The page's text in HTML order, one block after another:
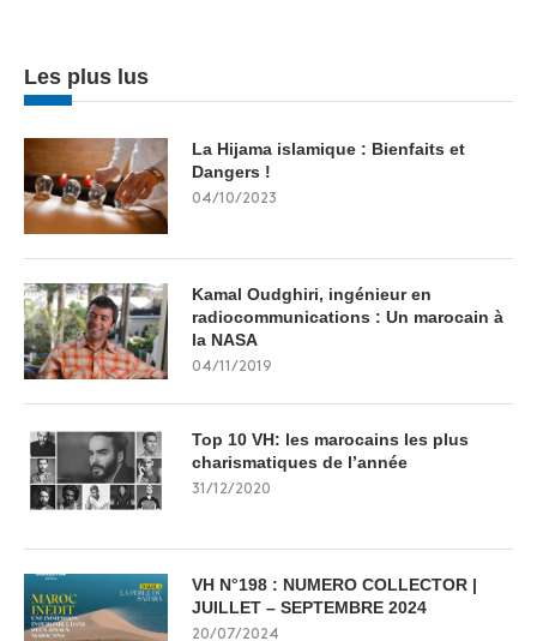
Les plus lus
La Hijama islamique : Bienfaits et
Dangers !
04/10/2023
Kamal Oudghiri, ingénieur en
radiocommunications : Un marocain à
la NASA
04/11/2019
Top 10 VH: les marocains les plus
charismatiques de l’année
31/12/2020
VH N°198 : NUMERO COLLECTOR |
JUILLET – SEPTEMBRE 2024
20/07/2024